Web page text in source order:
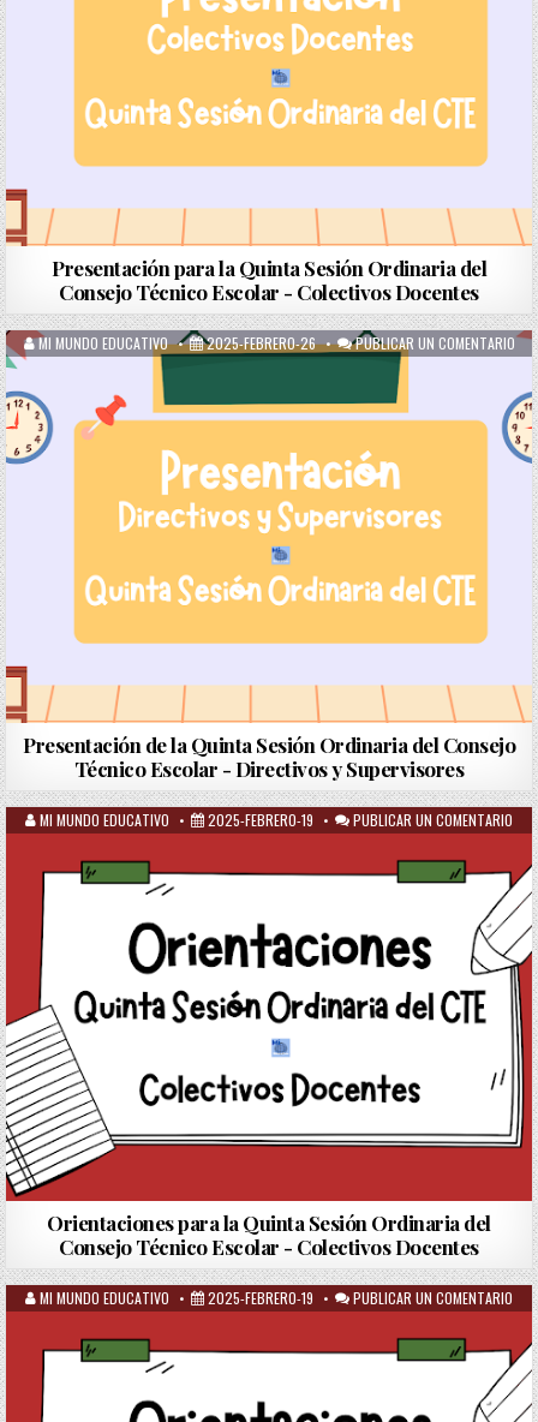
Presentación para la Quinta Sesión Ordinaria del
Consejo Técnico Escolar - Colectivos Docentes
MI MUNDO EDUCATIVO 2025-FEBRERO-26 PUBLICAR UN COMENTARIO
Presentación de la Quinta Sesión Ordinaria del Consejo
Técnico Escolar - Directivos y Supervisores
MI MUNDO EDUCATIVO 2025-FEBRERO-19 PUBLICAR UN COMENTARIO
Orientaciones para la Quinta Sesión Ordinaria del
Consejo Técnico Escolar - Colectivos Docentes
MI MUNDO EDUCATIVO 2025-FEBRERO-19 PUBLICAR UN COMENTARIO